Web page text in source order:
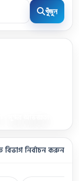
খুঁজুন
বিভাগ নির্বাচন করুন